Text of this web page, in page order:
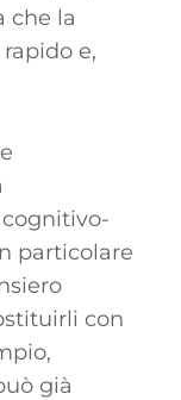
che la
e,
particolare
con
già